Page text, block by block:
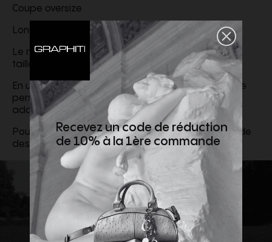
Coupe oversize
Longueur du dos : 110 cm (taille 48)
Le mannequin mesure 188 cm et porte l'article en
taille FR 48
En utilisant notre outil de recommandation de taille
personnalisée, vous obtiendrez la taille la plus
adaptée à votre morphologie
Pour plus d'informations, merci de consulter le guide
des tailles
Recevez un code de réduction
de 10% à la 1ère commande